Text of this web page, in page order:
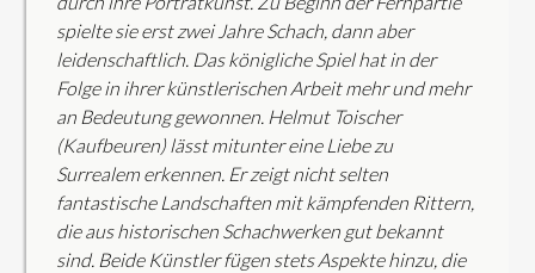
spielte sie erst zwei Jahre Schach, dann aber
leidenschaftlich. Das königliche Spiel hat in der
Folge in ihrer künstlerischen Arbeit mehr und mehr
an Bedeutung gewonnen. Helmut Toischer
(Kaufbeuren) lässt mitunter eine Liebe zu
Surrealem erkennen. Er zeigt nicht selten
fantastische Landschaften mit kämpfenden Rittern,
die aus historischen Schachwerken gut bekannt
sind. Beide Künstler fügen stets Aspekte hinzu, die